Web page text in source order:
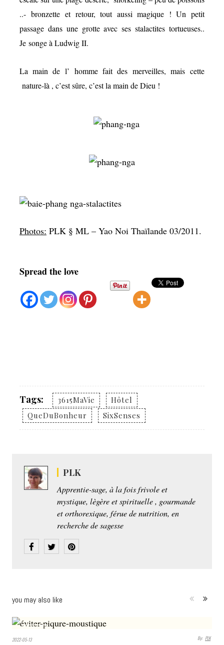
..- bronzette et retour, tout aussi magique ! Un petit
passage dans une grotte avec ses stalactites tortueuses..
Je songe à Ludwig II.
La main de l’ homme fait des merveilles, mais cette
nature-là , c’est sûre, c’est la main de Dieu !
Photos: PLK § ML – Yao Noi Thaïlande 03/2011.
Spread the love
Tags: 3615MaVie
Hôtel
QueDuBonheur
SixSenses
PLK
Apprentie-sage, à la fois frivole et
mystique, lègère et spirituelle , gourmande
et orthorexique, férue de nutrition, en
recherche de sagesse
you may also like
1917
VIEWS
2022-05-13 By: PLK